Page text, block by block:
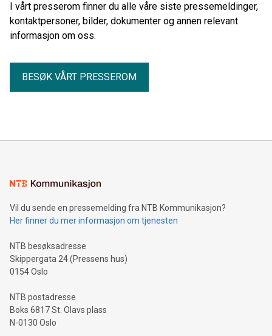
I vårt presserom finner du alle våre siste pressemeldinger,
kontaktpersoner, bilder, dokumenter og annen relevant
informasjon om oss.
BESØK VÅRT PRESSEROM
Vil du sende en pressemelding fra NTB Kommunikasjon?
Her finner du mer informasjon om tjenesten
NTB besøksadresse
Skippergata 24 (Pressens hus)
0154 Oslo
NTB postadresse
Boks 6817 St. Olavs plass
N-0130 Oslo